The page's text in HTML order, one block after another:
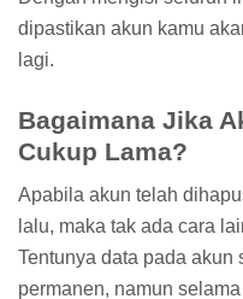
dipastikan akun kamu
lagi.
Bagaimana Jika
Cukup Lama?
Apabila akun telah
lalu, maka tak ada cara
Tentunya data pada
permanen, namun